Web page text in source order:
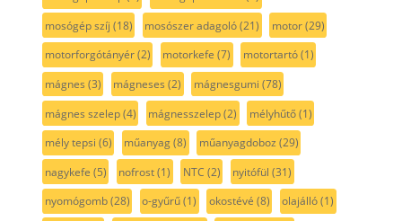
mosógép szíj (18) mosószer adagoló(21) motor(29)
motorforgótányér(2) motorkefe (7) motortartó(1)
mágnes (3) mágneses (2) mágnesgumi (78)
mágnes szelep(4) mágnesszelep(2) mélyhűtő(1)
mély tepsi (6) műanyag(8) műanyagdoboz (29)
nagykefe (5) nofrost(1) NTC (2) nyitófül (31)
nyomógomb(28) o-gyűrű(1) okostévé (8) olajálló(1)